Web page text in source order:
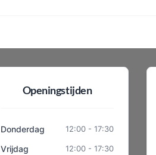
Openingstijden
Donderdag 12:00 - 17:30
Vrijdag 12:00 - 17:30